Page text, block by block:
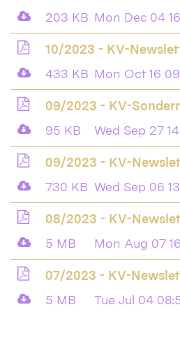
203 KB Mon Dec 04
10/2023 - KV-
433 KB Mon Oct 16
09/2023 - KV-
95 KB
Wed Sep 27
09/2023 - KV-
730 KB Wed Sep 06
08/2023 - KV-
5 MB
Mon Aug 07
07/2023 - KV-
5 MB
Tue Jul 04